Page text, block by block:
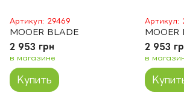
Артикул: 29469
MOOER BLADE
2 953 грн
в магазине
Купить
Артикул:
MOOER
2 953
в